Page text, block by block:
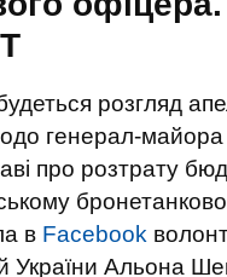
розгляд
генерал-
про розтрату
в Facebook
України Альона